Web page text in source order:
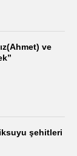
ve
şehitleri